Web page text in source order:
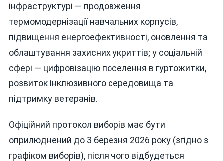
інфраструктурі — продовження
термомодернізації навчальних корпусів,
підвищення енергоефективності, оновлення та
облаштування захисних укриттів; у соціальній
сфері — цифровізацію поселення в гуртожитки,
розвиток інклюзивного середовища та
підтримку ветеранів.
Офіційний протокол виборів має бути
оприлюднений до 3 березня 2026 року (згідно з
графіком виборів), після чого відбудеться